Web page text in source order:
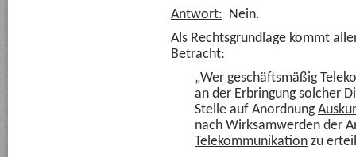
Antwort: Nein.
Als Rechtsgrundlage kommt
Betracht:
„Wer geschäftsmäßig
an der Erbringung solcher
Stelle auf Anordnung
nach Wirksamwerden der
Telekommunikation zu